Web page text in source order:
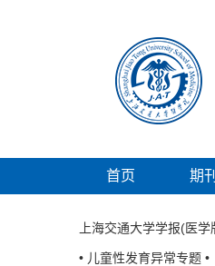
首页 期
上海交通大学学报(医学
• 儿童性发育异常专题 •